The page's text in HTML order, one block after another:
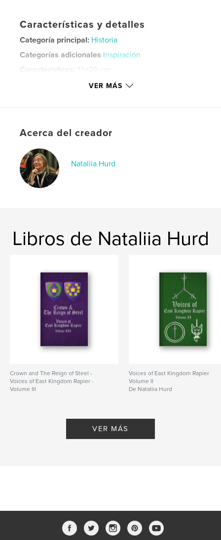
Características y detalles
Categoría principal: Historia
Categorías adicionales Inspiración
Características: 13×20 cm
IdiomaEnglish
Palabras clave
SCA Steel , Rapier
VER MÁS
Acerca del creador
Nataliia Hurd
Libros de Nataliia Hurd
Crown and The Reign of Steel -
Voices of East Kingdom Rapier -
Volume III
Voices of East Kingdom Rapier
Volume II
De Nataliia Hurd
VER MÁS